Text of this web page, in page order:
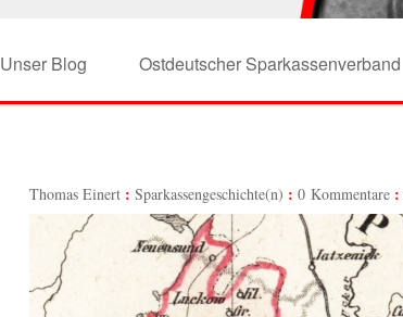
Unser Blog Ostdeutscher Sparkassenverband
Thomas Einert Sparkassengeschichte(n) 0 Kommentare